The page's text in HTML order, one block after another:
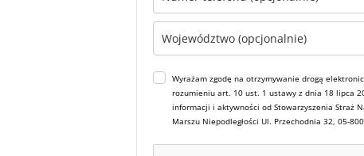
Wyrażam zgodę na otrzymywanie drogą
rozumieniu art. 10 ust. 1 ustawy z dnia 18 lipca
informacji i aktywności od Stowarzyszenia Straż
Marszu Niepodległości Ul. Przechodnia 32, 05-